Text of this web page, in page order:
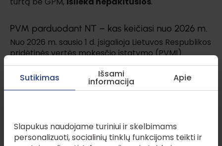
PVM parduodant NT – kas keičiasi nuo 2026 m.
Nuo 2026 m. sausio 1 d. įsigalioja Lietuvos Respublikos
pridėtinės vertės mokesčio įstatymo (PVMĮ)
pakeitimai, kurie ypač svarbūs NT vystytojams,
statybų bendrovėms ir kitiems PVM mokėtojams,
užsiimantiems nekilnojamojo turto pardavimu
pardavėjas.
Sutikimas Išsami
informacija Apie
Slapukus naudojame turiniui ir skelbimams
personalizuoti, socialinių tinklų funkcijoms teikti ir